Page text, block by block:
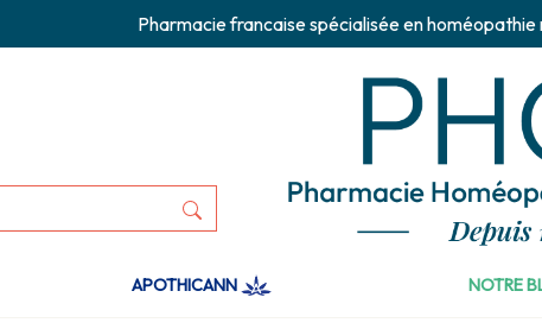
Pharmacie francaise spécialisée en
APOTHICANN NOTRE